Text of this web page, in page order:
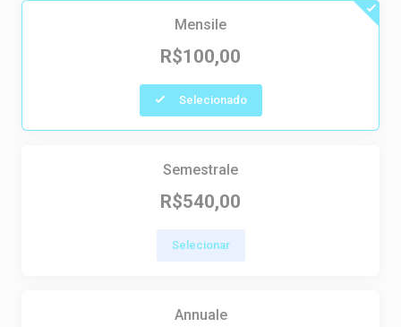
Mensile
R$100,00
Selecionado
Semestrale
R$540,00
Selecionar
Annuale